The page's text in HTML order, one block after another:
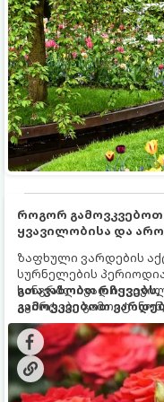
როგორ
ყვავილობისა და
ზაფხული ვარდების
სურნელების
ხანგრძლივად
კვირტები
გამოკვება
მოთხოვნილებები
ვიცოდეთ, რომელი
გთავაზობთ
გამოვკვებოთ
შედეგის